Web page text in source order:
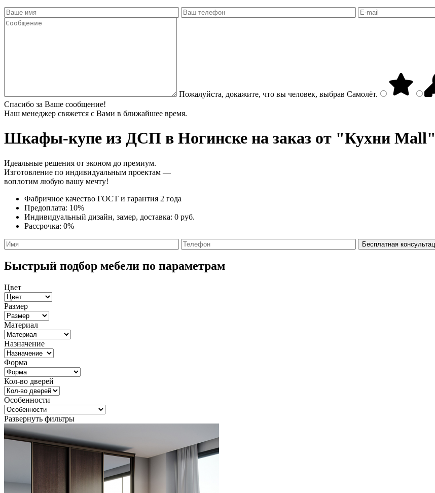
Пожалуйста, докажите, что вы человек, выбрав Самолёт.
Спасибо за Ваше сообщение!
Наш менеджер свяжется с Вами в ближайшее время.
Шкафы-купе из ДСП в Ногинске на заказ от "Кухни Mall"
Идеальные решения от эконом до премиум.
Изготовление по индивидуальным проектам —
воплотим любую вашу мечту!
Фабричное качество ГОСТ и гарантия 2 года
Предоплата: 10%
Индивидуальный дизайн, замер, доставка: 0 руб.
Рассрочка: 0%
Быстрый подбор мебели по параметрам
Цвет
Размер
Материал
Назначение
Форма
Кол-во дверей
Особенности
Развернуть фильтры